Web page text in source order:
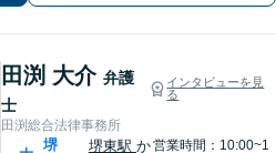
談】【完全個室】【堺東駅4分】
田渕 大介 弁護
士
インタビューを見
る
田渕総合法律事務所
堺
堺東駅 か営業時間：10:00~1